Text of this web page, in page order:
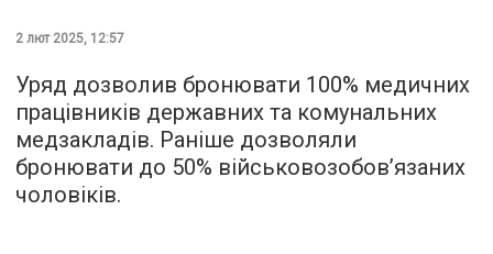
2 лют 2025, 12:57
Уряд дозволив бронювати 100% медичних
працівників державних та комунальних
медзакладів. Раніше дозволяли
бронювати до 50% військовозобов’язаних
чоловіків.